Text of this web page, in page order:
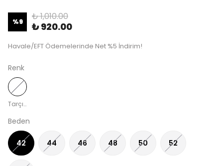
%9 ₺ 1,010.00
₺ 920.00
Havale/EFT Ödemelerinde Net %5 İndirim!
Renk
Tarçın
Beden
42 44 46 48 50 52